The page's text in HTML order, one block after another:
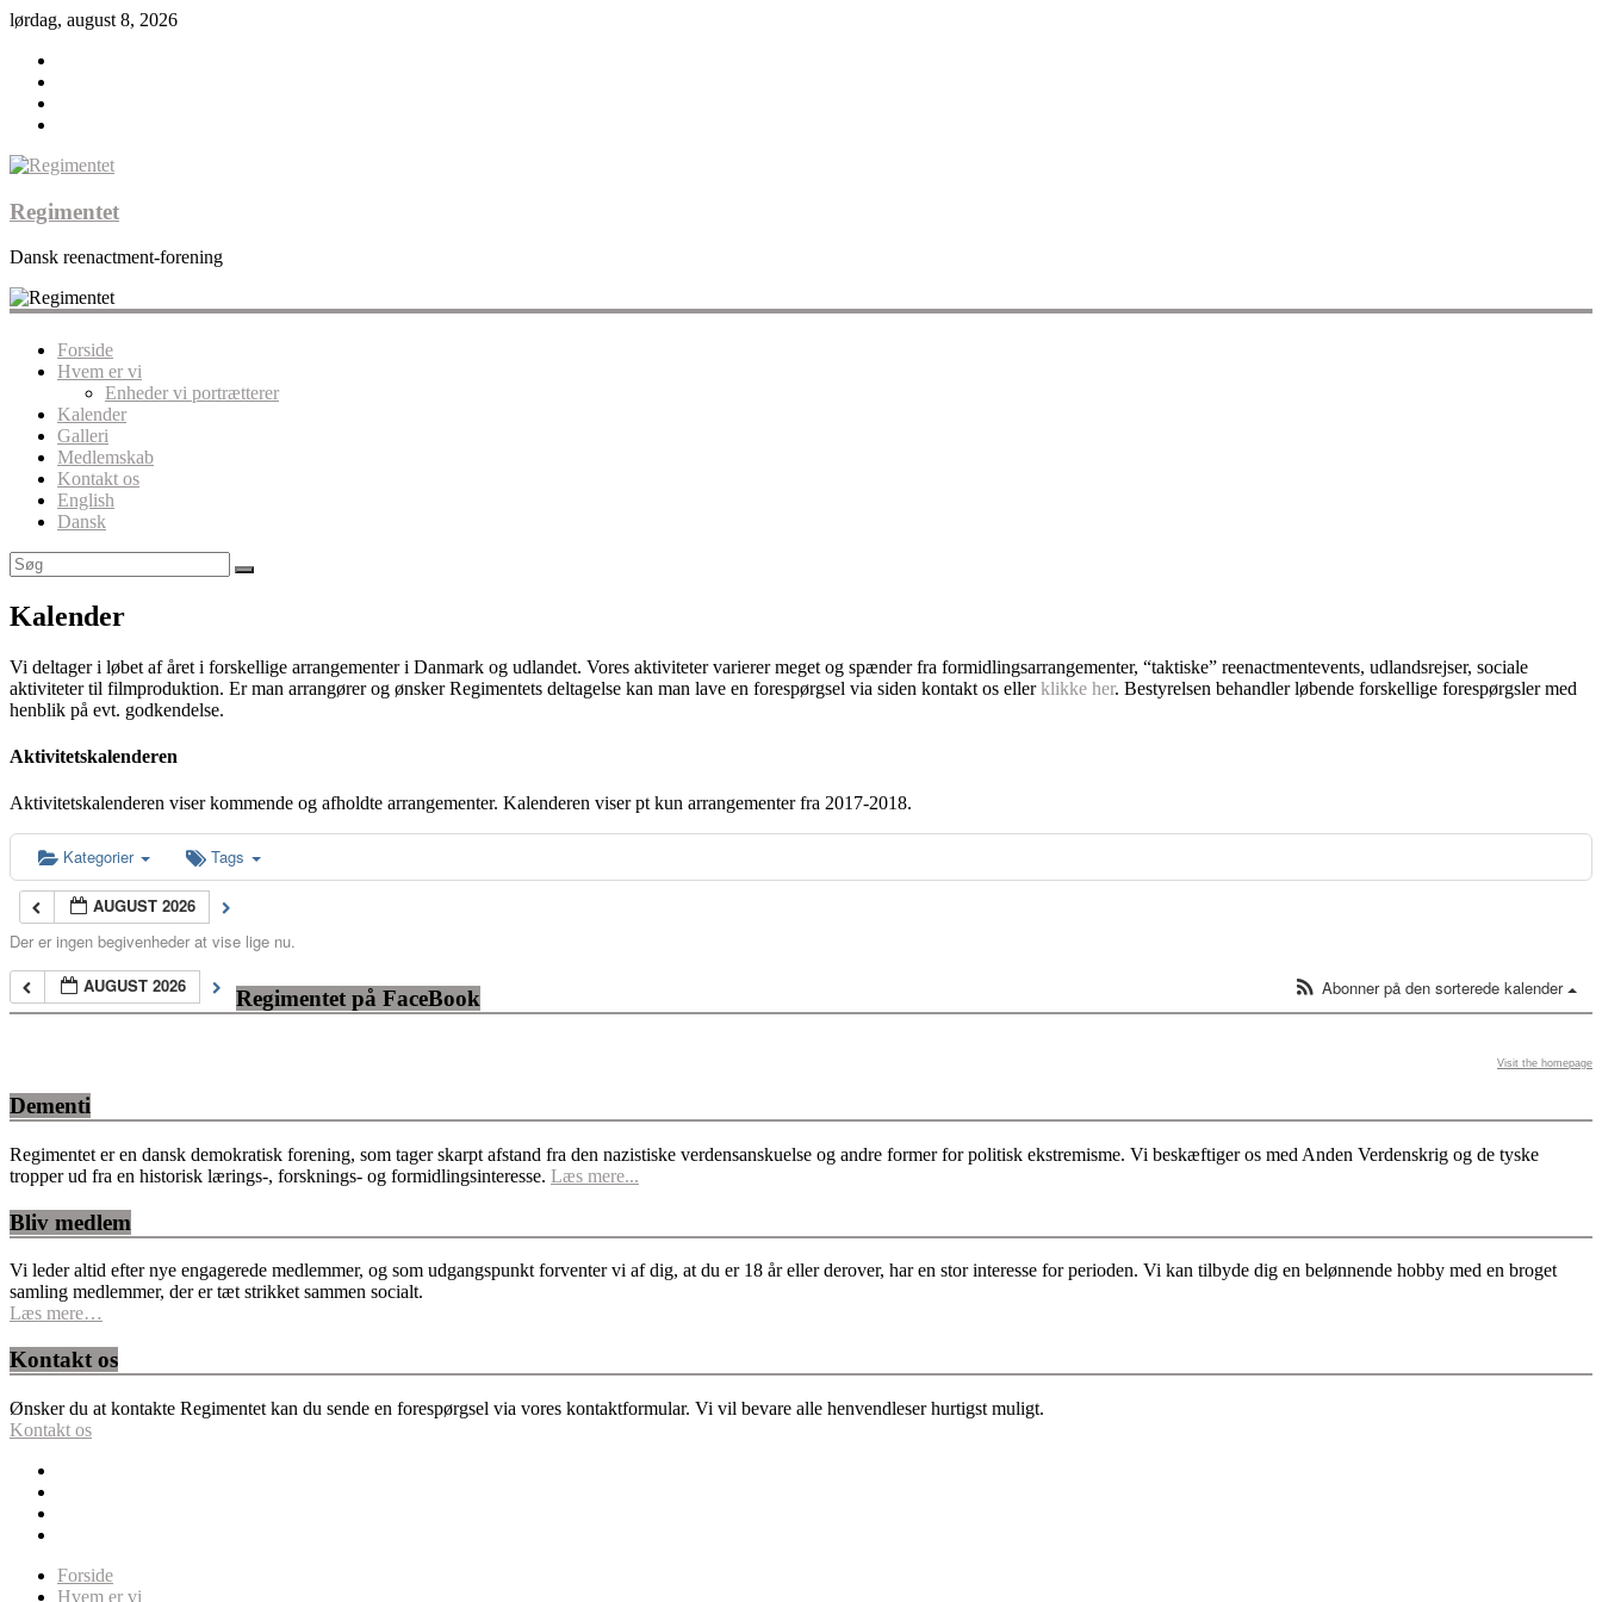
lørdag, august 8, 2026
Regimentet
Dansk reenactment-forening
Forside
Hvem er vi
Enheder vi portrætterer
Kalender
Galleri
Medlemskab
Kontakt os
English
Dansk
Kalender
Vi deltager i løbet af året i forskellige arrangementer i Danmark og udlandet. Vores aktiviteter varierer meget og spænder fra formidlingsarrangementer, “taktiske” reenactmentevents, udlandsrejser, sociale
aktiviteter til filmproduktion. Er man arrangører og ønsker Regimentets deltagelse kan man lave en forespørgsel via siden kontakt os ellerklikke her. Bestyrelsen behandler løbende forskellige forespørgsler med
henblik på evt. godkendelse.
Aktivitetskalenderen
Aktivitetskalenderen viser kommende og afholdte arrangementer. Kalenderen viser pt kun arrangementer fra 2017-2018.
Kategorier Tags
AUGUST 2026
Der er ingen begivenheder at vise lige nu.
AUGUST 2026
Abonner på den sorterede kalender
Regimentet på FaceBook
Visit the homepage
Dementi
Regimentet er en dansk demokratisk forening, som tager skarpt afstand fra den nazistiske verdensanskuelse og andre former for politisk ekstremisme. Vi beskæftiger os med Anden Verdenskrig og de tyske
tropper ud fra en historisk lærings-, forsknings- og formidlingsinteresse. Læs mere...
Bliv medlem
Vi leder altid efter nye engagerede medlemmer, og som udgangspunkt forventer vi af dig, at du er 18 år eller derover, har en stor interesse for perioden. Vi kan tilbyde dig en belønnende hobby med en broget
samling medlemmer, der er tæt strikket sammen socialt.
Læs mere…
Kontakt os
Ønsker du at kontakte Regimentet kan du sende en forespørgsel via vores kontaktformular. Vi vil bevare alle henvendleser hurtigst muligt.
Kontakt os
Forside
Hvem er vi